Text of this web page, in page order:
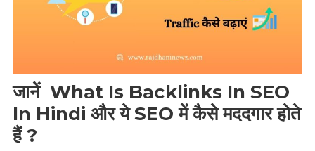
जानें What Is Backlinks In SEO
In Hindi और ये SEO में कैसे मददगार होते
हैं ?